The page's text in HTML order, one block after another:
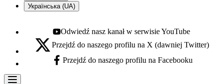
Українська (UA)
Youtube - otwiera się w nowej karcie
Odwiedź nasz kanał w serwisie YouTube
X - otwiera się w nowej karcie
Przejdź do naszego profilu na X (dawniej Twitter)
Facebook - otwiera się w nowej karcie
Przejdź do naszego profilu na Facebooku